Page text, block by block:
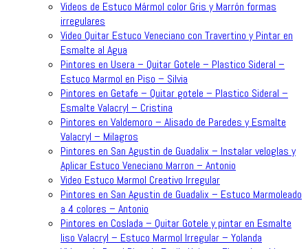
Videos de Estuco Mármol color Gris y Marrón formas
irregulares
Video Quitar Estuco Veneciano con Travertino y Pintar en
Esmalte al Agua
Pintores en Usera – Quitar Gotele – Plastico Sideral –
Estuco Marmol en Piso – Silvia
Pintores en Getafe – Quitar gotele – Plastico Sideral –
Esmalte Valacryl – Cristina
Pintores en Valdemoro – Alisado de Paredes y Esmalte
Valacryl – Milagros
Pintores en San Agustin de Guadalix – Instalar veloglas y
Aplicar Estuco Veneciano Marron – Antonio
Video Estuco Marmol Creativo Irregular
Pintores en San Agustin de Guadalix – Estuco Marmoleado
a 4 colores – Antonio
Pintores en Coslada – Quitar Gotele y pintar en Esmalte
liso Valacryl – Estuco Marmol Irregular – Yolanda